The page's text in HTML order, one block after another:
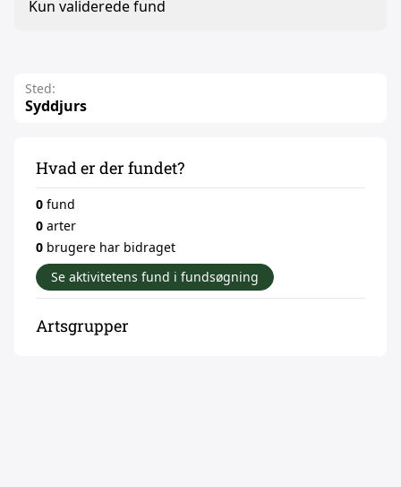
Kun validerede fund
Sted:
Syddjurs
Hvad er der fundet?
0 fund
0 arter
0 brugere har bidraget
Se aktivitetens fund i fundsøgning
Artsgrupper